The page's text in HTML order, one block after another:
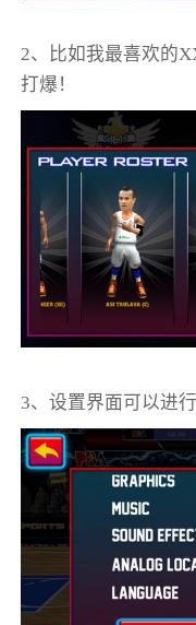
2、比如我最喜欢的
打爆！
3、设置界面可以进